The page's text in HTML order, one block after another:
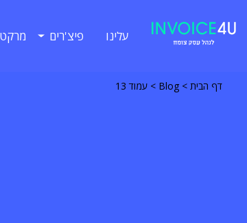
עלינו פיצ'רים מרקט
דף הבית >
Blog
> עמוד 13